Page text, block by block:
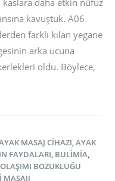
kavuştuk. A06
farklı kılan yegane
arka ucuna
oldu. Böylece,
MASAJ CIHAZI AYAK
FAYDALARI BULIMIA
BOZUKLUĞU
MASAJI